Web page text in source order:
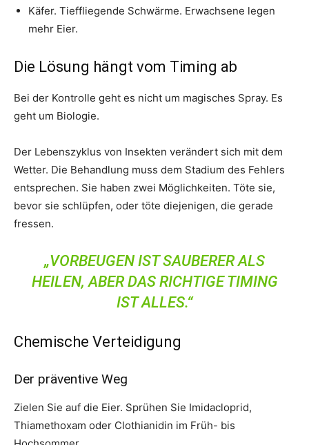
Käfer. Tieffliegende Schwärme. Erwachsene legen
mehr Eier.
Die Lösung hängt vom Timing ab
Bei der Kontrolle geht es nicht um magisches Spray. Es
geht um Biologie.
Der Lebenszyklus von Insekten verändert sich mit dem
Wetter. Die Behandlung muss dem Stadium des Fehlers
entsprechen. Sie haben zwei Möglichkeiten. Töte sie,
bevor sie schlüpfen, oder töte diejenigen, die gerade
fressen.
„VORBEUGEN IST SAUBERER ALS
HEILEN, ABER DAS RICHTIGE TIMING
IST ALLES.“
Chemische Verteidigung
Der präventive Weg
Zielen Sie auf die Eier. Sprühen Sie Imidacloprid,
Thiamethoxam oder Clothianidin im Früh- bis